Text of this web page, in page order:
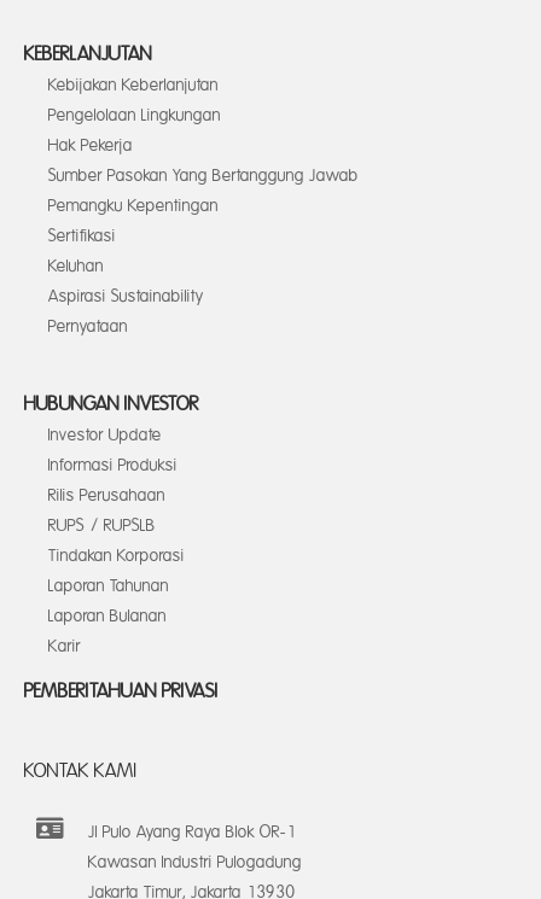
KEBERLANJUTAN
Kebijakan Keberlanjutan
Pengelolaan Lingkungan
Hak Pekerja
Sumber Pasokan Yang Bertanggung Jawab
Pemangku Kepentingan
Sertifikasi
Keluhan
Aspirasi Sustainability
Pernyataan
HUBUNGAN INVESTOR
Investor Update
Informasi Produksi
Rilis Perusahaan
RUPS / RUPSLB
Tindakan Korporasi
Laporan Tahunan
Laporan Bulanan
Karir
PEMBERITAHUAN PRIVASI
KONTAK KAMI
Jl Pulo Ayang Raya Blok OR-1
Kawasan Industri Pulogadung
Jakarta Timur, Jakarta 13930